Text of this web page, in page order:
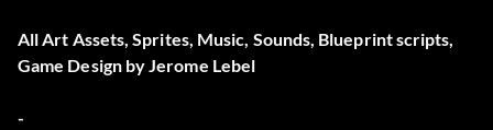
All Art Assets, Sprites, Music, Sounds, Blueprint scripts,
Game Design by Jerome Lebel
-